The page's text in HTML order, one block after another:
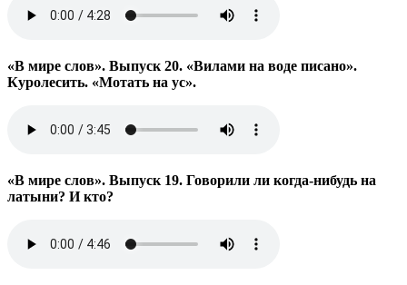
«В мире слов». Выпуск 20. «Вилами на воде писано».
Куролесить. «Мотать на ус».
«В мире слов». Выпуск 19. Говорили ли когда-нибудь на
латыни? И кто?